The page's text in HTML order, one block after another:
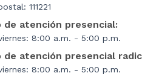
111221
de atención presencial:
8:00 a.m. - 5:00 p.m.
de atención presencial
8:00 a.m. - 5:00 p.m.